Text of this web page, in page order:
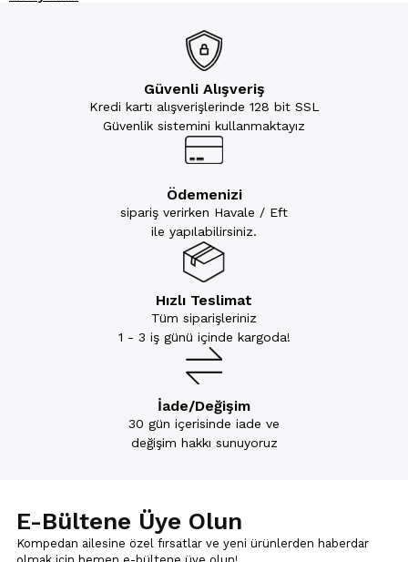
Güvenli Alışveriş
Kredi kartı alışverişlerinde 128 bit SSL
Güvenlik sistemini kullanmaktayız
Ödemenizi
sipariş verirken Havale / Eft
ile yapılabilirsiniz.
Hızlı Teslimat
Tüm siparişleriniz
1 - 3 iş günü içinde kargoda!
İade/Değişim
30 gün içerisinde iade ve
değişim hakkı sunuyoruz
E-Bültene Üye Olun
Kompedan ailesine özel fırsatlar ve yeni ürünlerden haberdar